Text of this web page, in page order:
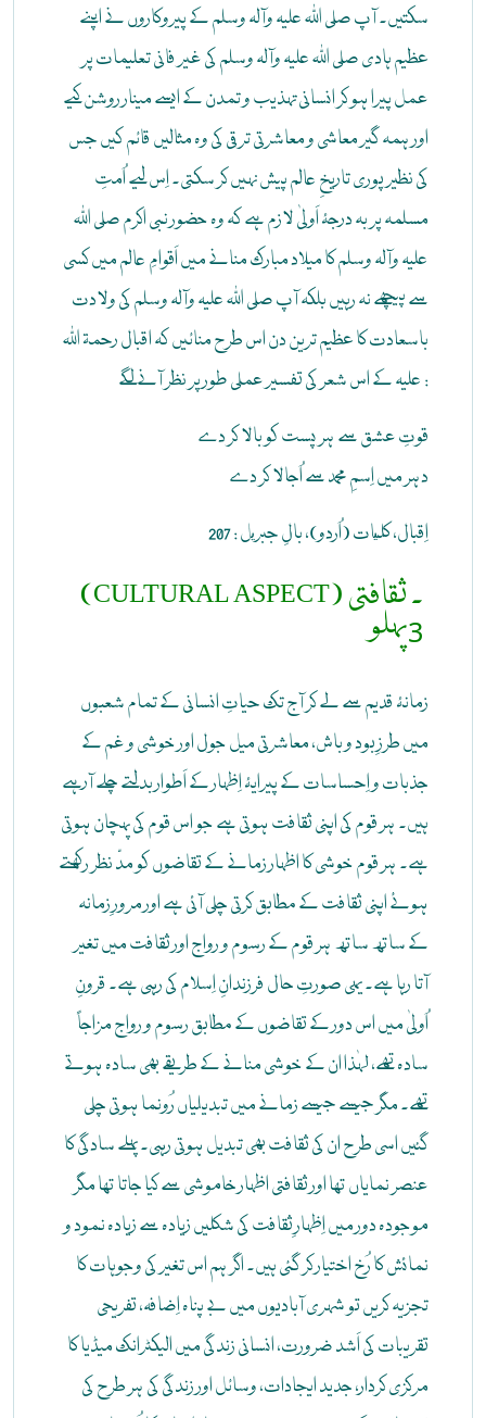
سکتیں۔ آپ صلی اللہ علیہ وآلہ وسلم کے پیروکاروں نے اپنے
عظیم ہادی صلی اللہ علیہ وآلہ وسلم کی غیر فانی تعلیمات پر
عمل پیرا ہو کر انسانی تہذیب و تمدن کے ایسے مینار روشن کیے
اور ہمہ گیر معاشی و معاشرتی ترقی کی وہ مثالیں قائم کیں جس
کی نظیر پوری تاریخِ عالم پیش نہیں کر سکتی۔ اِس لیے اُمتِ
مسلمہ پر بہ درجۂ اَولیٰ لازم ہے کہ وہ حضور نبی اکرم صلی اللہ
علیہ وآلہ وسلم کا میلاد مبارک منانے میں اَقوامِ عالم میں کسی
سے پیچھے نہ رہیں بلکہ آپ صلی اللہ علیہ وآلہ وسلم کی ولادت
باسعادت کا عظیم ترین دن اس طرح منائیں کہ اقبال رحمۃ اللہ
علیہ کے اس شعر کی تفسیر عملی طور پر نظر آنے لگے :
قوتِ عشق سے ہر پست کو بالا کر دے
دہر میں اِسمِ محمد سے اُجالا کر دے
اِقبال، کليات (اُردو)، بالِ جبريل : 207
(CULTURAL ASPECT) ۔ ثقافتی
پہلو3
زمانۂ قدیم سے لے کر آج تک حیاتِ انسانی کے تمام شعبوں
میں طرزِ بود و باش، معاشرتی میل جول اور خوشی و غم کے
جذبات و اِحساسات کے پیرایۂ اِظہار کے اَطوار بدلتے چلے آرہے
ہیں۔ ہر قوم کی اپنی ثقافت ہوتی ہے جو اس قوم کی پہچان ہوتی
ہے۔ ہر قوم خوشی کا اظہار زمانے کے تقاضوں کو مدّ نظر رکھتے
ہوئے اپنی ثقافت کے مطابق کرتی چلی آئی ہے اور مرورِ زمانہ
کے ساتھ ساتھ ہر قوم کے رسوم و رواج اور ثقافت میں تغیر
آتا رہا ہے۔ یہی صورتِ حال فرزندانِ اِسلام کی رہی ہے۔ قرونِ
اُولیٰ میں اس دور کے تقاضوں کے مطابق رسوم و رواج مزاجاً
سادہ تھے، لہٰذا ان کے خوشی منانے کے طریقے بھی سادہ ہوتے
تھے۔ مگر جیسے جیسے زمانے میں تبدیلیاں رُونما ہوتی چلی
گئیں اسی طرح ان کی ثقافت بھی تبدیل ہوتی رہی۔ پہلے سادگی کا
عنصر نمایاں تھا اور ثقافتی اظہار خاموشی سے کیا جاتا تھا مگر
موجودہ دور میں اِظہارِ ثقافت کی شکلیں زیادہ سے زیادہ نمود و
نمائش کا رُخ اختیار کر گئی ہیں۔ اگر ہم اس تغیر کی وجوہات کا
تجزیہ کریں تو شہری آبادیوں میں بے پناہ اِضافہ، تفریحی
تقریبات کی اَشد ضرورت، انسانی زندگی میں الیکٹرانک میڈیا کا
مرکزی کردار، جدید ایجادات، وسائل اور زندگی کی ہر طرح کی